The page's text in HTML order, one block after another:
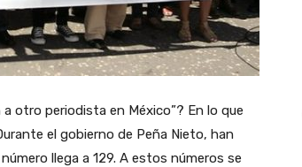
otro periodista en México”? En lo que
el gobierno de Peña Nieto, han
llega a 129. A estos números se